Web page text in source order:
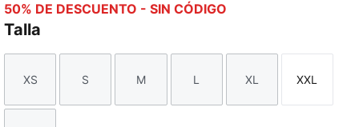
50% DE DESCUENTO - SIN CÓDIGO
Talla
Talla
XS
Talla
S
Talla
M
Talla
L
Talla
XL
Talla
XXL